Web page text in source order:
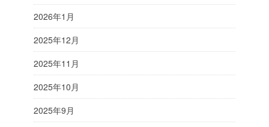
2026年1月
2025年12月
2025年11月
2025年10月
2025年9月